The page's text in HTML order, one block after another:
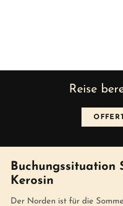
Reise
Buchungssituation
Kerosin
Der Norden ist für die